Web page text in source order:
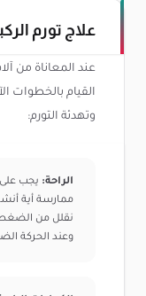
علاج تورم
عند المعاناة من
القيام بالخطوات
وتهدئة التورم:
الراحة: يجب على
ممارسة أية
نقلل من الضغط
وعند الحركة